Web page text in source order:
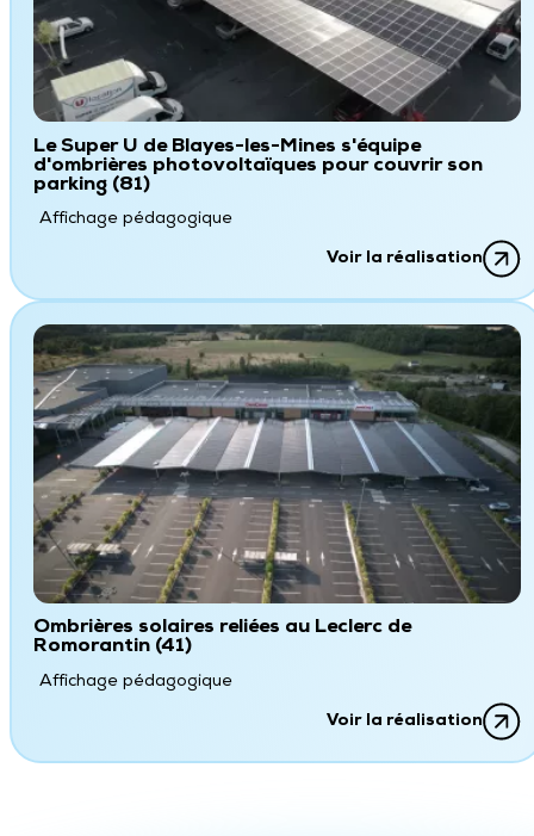
Le Super U de Blayes-les-Mines s'équipe
d'ombrières photovoltaïques pour couvrir son
parking (81)
Affichage pédagogique
Voir la réalisation
Ombrières solaires reliées au Leclerc de
Romorantin (41)
Affichage pédagogique
Voir la réalisation